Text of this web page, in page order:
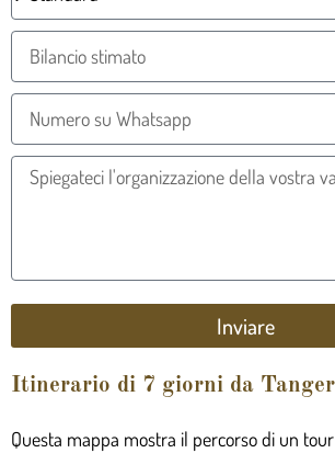
Inviare
Itinerario di 7 giorni da
Questa mappa mostra il percorso di un